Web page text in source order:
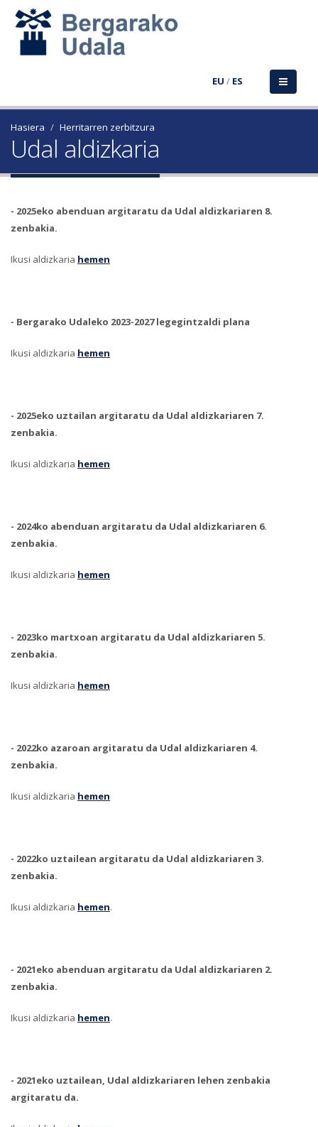
EU / ES
Hasiera Herritarren zerbitzura
Udal aldizkaria
- 2025eko abenduan argitaratu da Udal aldizkariaren 8.
zenbakia.
Ikusi aldizkaria hemen
- Bergarako Udaleko 2023-2027 legegintzaldi plana
Ikusi aldizkaria hemen
- 2025eko uztailan argitaratu da Udal aldizkariaren 7.
zenbakia.
Ikusi aldizkaria hemen
- 2024ko abenduan argitaratu da Udal aldizkariaren 6.
zenbakia.
Ikusi aldizkaria hemen
- 2023ko martxoan argitaratu da Udal aldizkariaren 5.
zenbakia.
Ikusi aldizkaria hemen
- 2022ko azaroan argitaratu da Udal aldizkariaren 4.
zenbakia.
Ikusi aldizkaria hemen
- 2022ko uztailean argitaratu da Udal aldizkariaren 3.
zenbakia.
Ikusi aldizkaria hemen.
- 2021eko abenduan argitaratu da Udal aldizkariaren 2.
zenbakia.
Ikusi aldizkaria hemen.
- 2021eko uztailean, Udal aldizkariaren lehen zenbakia
argitaratu da.